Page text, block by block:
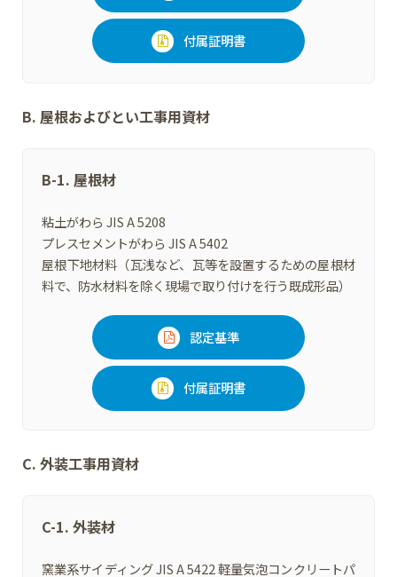
付属証明書
B. 屋根およびとい工事用資材
B-1. 屋根材
粘土がわら JIS A 5208
プレスセメントがわら JIS A 5402
屋根下地材料（瓦浅など、瓦等を設置するための屋根材
料で、防水材料を除く現場で取り付けを行う既成形品）
認定基準
付属証明書
C. 外装工事用資材
C-1. 外装材
窯業系サイディング JIS A 5422 軽量気泡コンクリートパ